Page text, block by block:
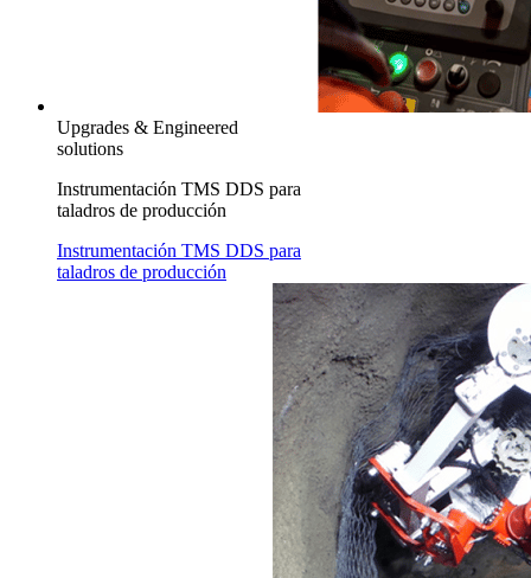
Upgrades & Engineered
solutions
Instrumentación TMS DDS para
taladros de producción
Instrumentación TMS DDS para
taladros de producción